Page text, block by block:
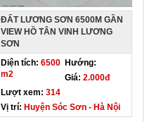
ĐẤT LƯƠNG SƠN 6500M GẦN
VIEW HỒ TÂN VINH LƯƠNG
SƠN
Diện tích: 6500
m2
Hướng:
Giá: 2.000đ
Lượt xem: 314
Vị trí: Huyện Sóc Sơn - Hà Nội